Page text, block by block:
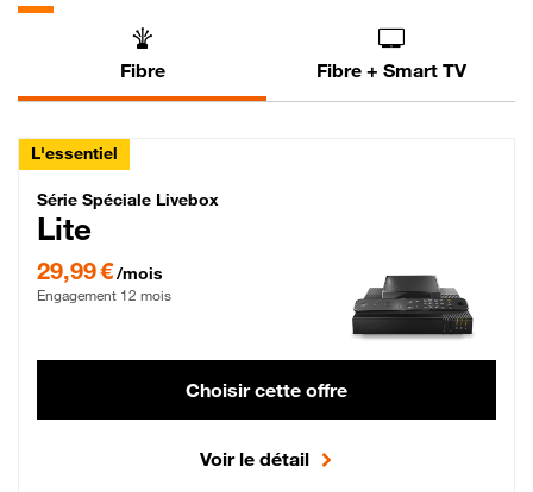
Fibre Fibre + Smart TV
L'essentiel
Série Spéciale Livebox Lite Fibre
Série Spéciale Livebox
Lite
29,99 €/mois
Engagement 12 mois
Choisir cette offre
Voir le détail